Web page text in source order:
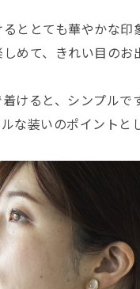
ととても華やかな印
めて、きれい目のお
けると、シンプルで
な装いのポイントと